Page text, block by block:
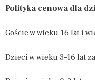
Polityka cenowa dla
Goście w wieku 16 lat i
Dzieci w wieku 3–16 lat